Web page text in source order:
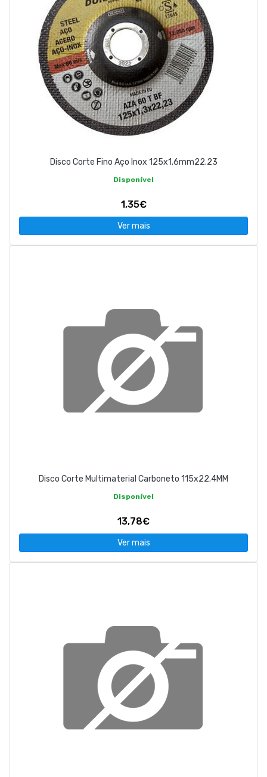
Disco Corte Fino Aço Inox 125x1.6mm22.23
Disponível
1,35€
Ver mais
Disco Corte Multimaterial Carboneto 115x22.4MM
Disponível
13,78€
Ver mais